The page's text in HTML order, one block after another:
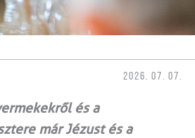
2026. 07. 07.
és a
már Jézust és a